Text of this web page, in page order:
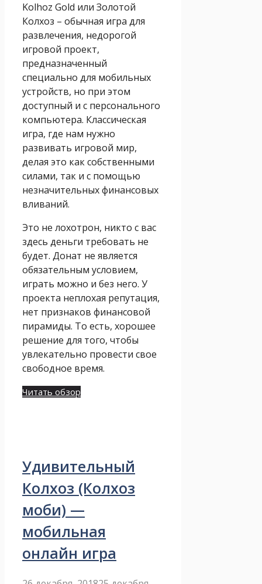
Kolhoz Gold или Золотой
Колхоз – обычная игра для
развлечения, недорогой
игровой проект,
предназначенный
специально для мобильных
устройств, но при этом
доступный и с персонального
компьютера. Классическая
игра, где нам нужно
развивать игровой мир,
делая это как собственными
силами, так и с помощью
незначительных финансовых
вливаний.
Это не лохотрон, никто с вас
здесь деньги требовать не
будет. Донат не является
обязательным условием,
играть можно и без него. У
проекта неплохая репутация,
нет признаков финансовой
пирамиды. То есть, хорошее
решение для того, чтобы
увлекательно провести свое
свободное время.
Читать обзор
Удивительный
Колхоз (Колхоз
моби) —
мобильная
онлайн игра